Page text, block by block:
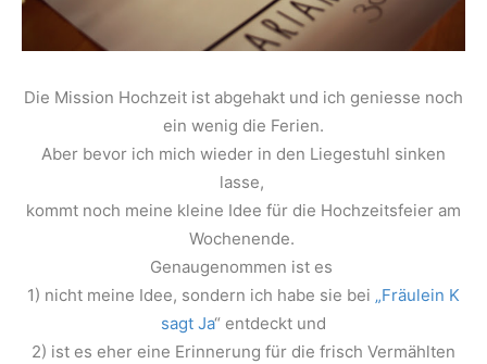
Die Mission Hochzeit ist abgehakt und ich geniesse noch
ein wenig die Ferien.
Aber bevor ich mich wieder in den Liegestuhl sinken
lasse,
kommt noch meine kleine Idee für die Hochzeitsfeier am
Wochenende.
Genaugenommen ist es
1) nicht meine Idee, sondern ich habe sie bei „Fräulein K
sagt Ja“ entdeckt und
2) ist es eher eine Erinnerung für die frisch Vermählten